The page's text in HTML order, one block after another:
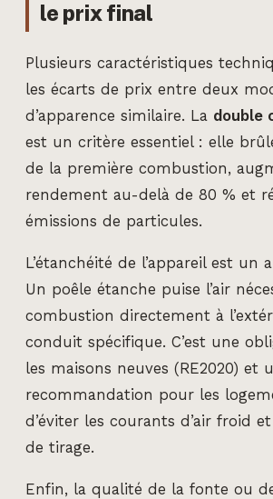
le prix final
Plusieurs caractéristiques
les écarts de prix entre deux
d’apparence similaire. La double
est un critère essentiel : elle
de la première combustion,
rendement au-delà de 80 % et
émissions de particules.
L’étanchéité de l’appareil est un
Un poêle étanche puise l’air
combustion directement à
conduit spécifique. C’est une
les maisons neuves (RE2020) et
recommandation pour les
d’éviter les courants d’air froid
de tirage.
Enfin, la qualité de la fonte ou de